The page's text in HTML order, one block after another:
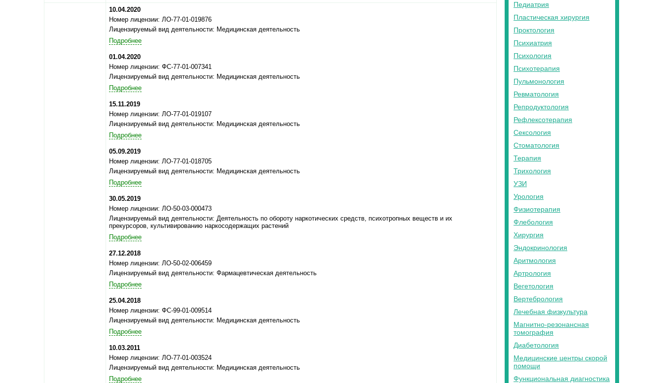
10.04.2020
Номер лицензии: ЛО-77-01-019876
Лицензируемый вид деятельности: Медицинская деятельность
Подробнее
01.04.2020
Номер лицензии: ФС-77-01-007341
Лицензируемый вид деятельности: Медицинская деятельность
Подробнее
15.11.2019
Номер лицензии: ЛО-77-01-019107
Лицензируемый вид деятельности: Медицинская деятельность
Подробнее
05.09.2019
Номер лицензии: ЛО-77-01-018705
Лицензируемый вид деятельности: Медицинская деятельность
Подробнее
30.05.2019
Номер лицензии: ЛО-50-03-000473
Лицензируемый вид деятельности: Деятельность по обороту наркотических средств, психотропных веществ и их
прекурсоров, культивированию наркосодержащих растений
Подробнее
27.12.2018
Номер лицензии: ЛО-50-02-006459
Лицензируемый вид деятельности: Фармацевтическая деятельность
Подробнее
25.04.2018
Номер лицензии: ФС-99-01-009514
Лицензируемый вид деятельности: Медицинская деятельность
Подробнее
10.03.2011
Номер лицензии: ЛО-77-01-003524
Лицензируемый вид деятельности: Медицинская деятельность
Подробнее
Педиатрия
Пластическая хирургия
Проктология
Психиатрия
Психология
Психотерапия
Пульмонология
Ревматология
Репродуктология
Рефлексотерапия
Сексология
Стоматология
Терапия
Трихология
УЗИ
Урология
Физиотерапия
Флебология
Хирургия
Эндокринология
Аритмология
Артрология
Вегетология
Вертебрология
Лечебная физкультура
Магнитно-резонансная
томография
Диабетология
Медицинские центры скорой
помощи
Функциональная диагностика